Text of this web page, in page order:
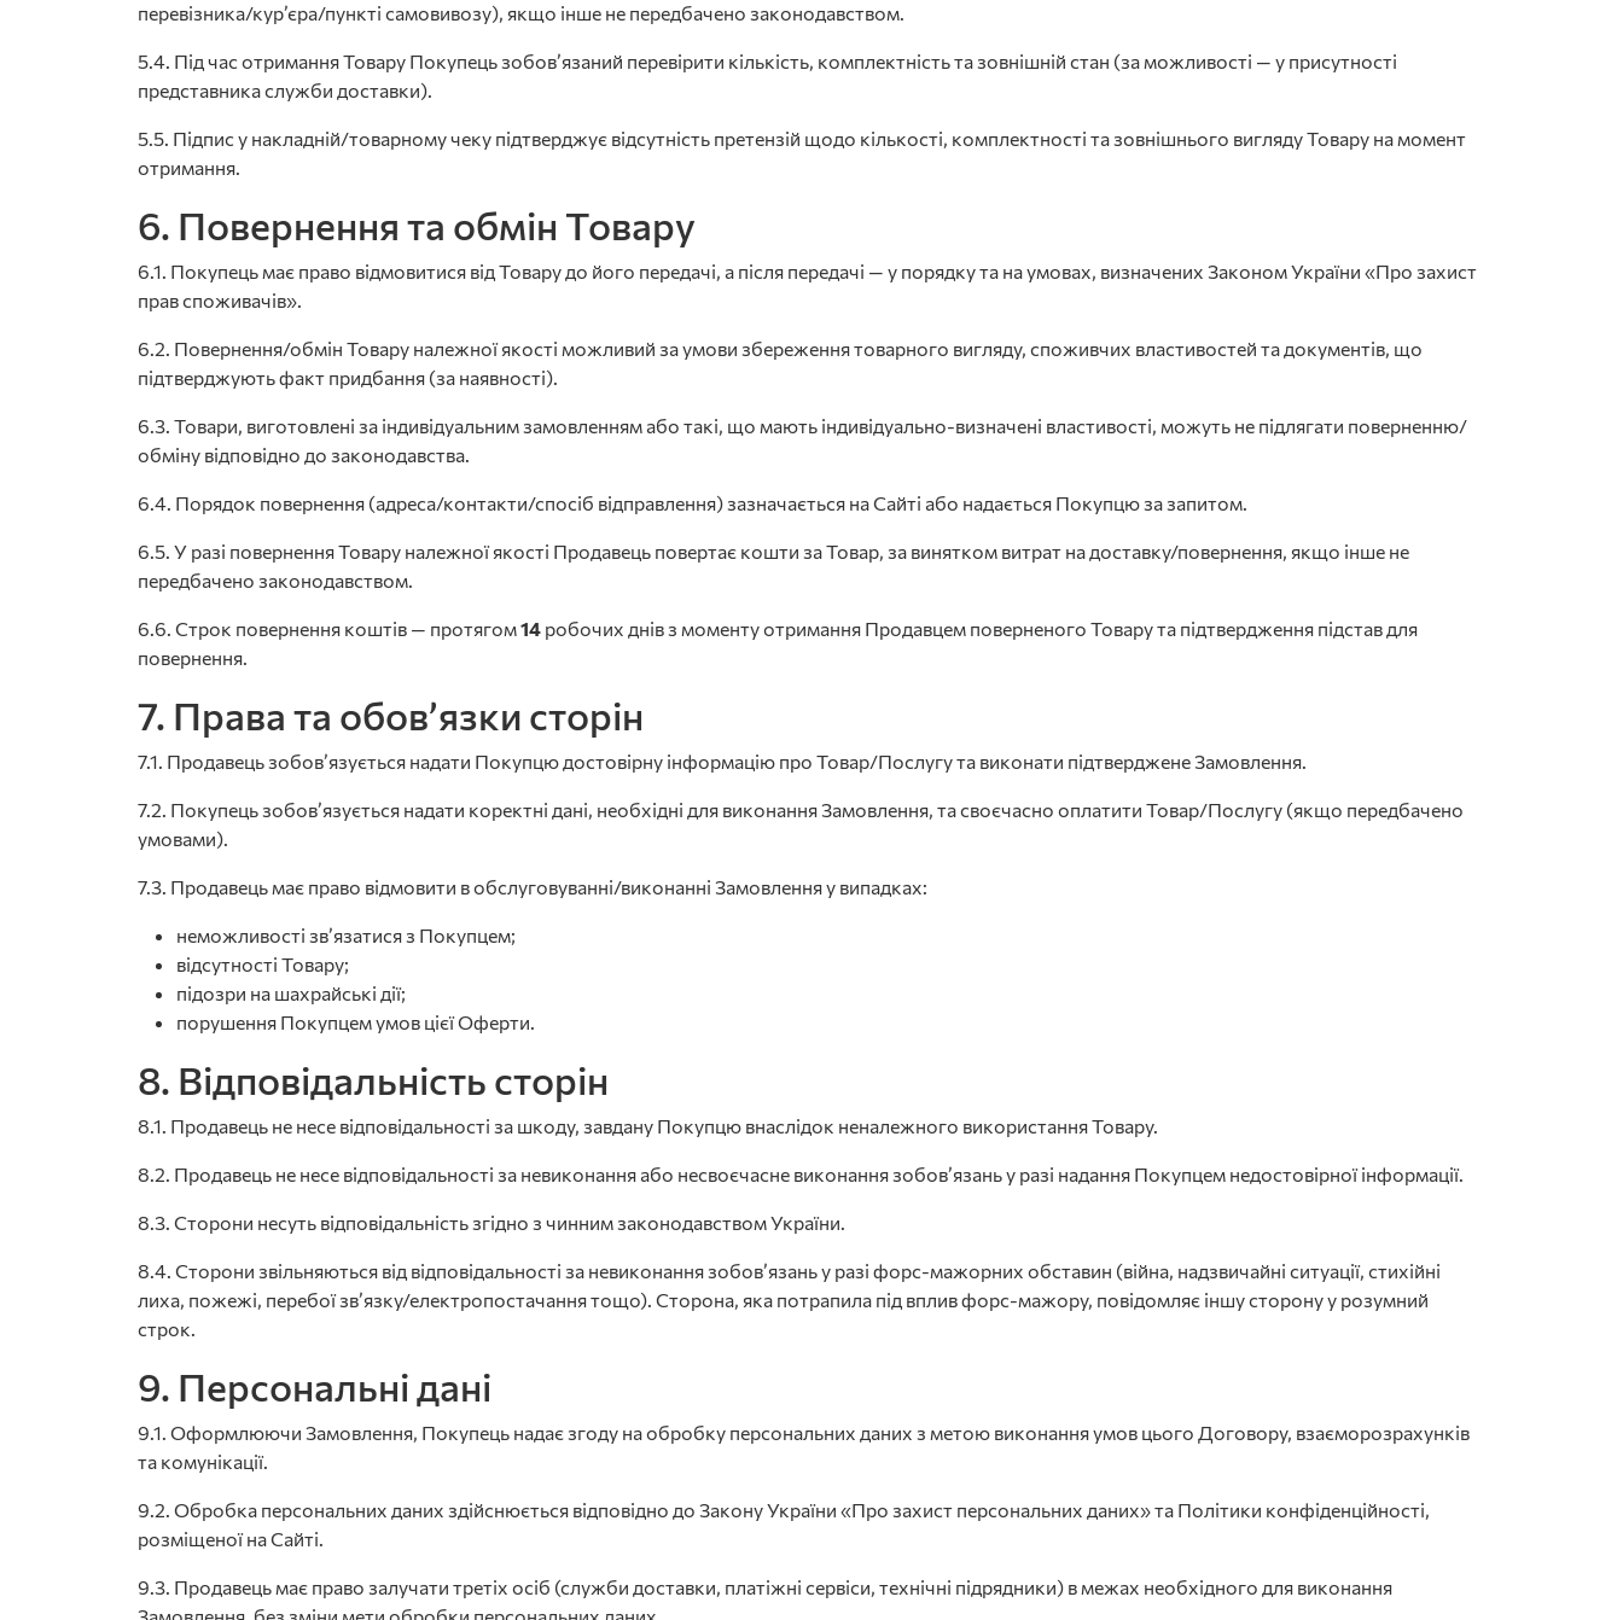
перевізника/кур’єра/пункті самовивозу), якщо інше не передбачено законодавством.
5.4. Під час отримання Товару Покупець зобов’язаний перевірити кількість, комплектність та зовнішній стан (за можливості — у присутності
представника служби доставки).
5.5. Підпис у накладній/товарному чеку підтверджує відсутність претензій щодо кількості, комплектності та зовнішнього вигляду Товару на момент
отримання.
6. Повернення та обмін Товару
6.1. Покупець має право відмовитися від Товару до його передачі, а після передачі — у порядку та на умовах, визначених Законом України «Про захист
прав споживачів».
6.2. Повернення/обмін Товару належної якості можливий за умови збереження товарного вигляду, споживчих властивостей та документів, що
підтверджують факт придбання (за наявності).
6.3. Товари, виготовлені за індивідуальним замовленням або такі, що мають індивідуально-визначені властивості, можуть не підлягати поверненню/
обміну відповідно до законодавства.
6.4. Порядок повернення (адреса/контакти/спосіб відправлення) зазначається на Сайті або надається Покупцю за запитом.
6.5. У разі повернення Товару належної якості Продавець повертає кошти за Товар, за винятком витрат на доставку/повернення, якщо інше не
передбачено законодавством.
6.6. Строк повернення коштів — протягом14 робочих днів з моменту отримання Продавцем поверненого Товару та підтвердження підстав для
повернення.
7. Права та обов’язки сторін
7.1. Продавець зобов’язується надати Покупцю достовірну інформацію про Товар/Послугу та виконати підтверджене Замовлення.
7.2. Покупець зобов’язується надати коректні дані, необхідні для виконання Замовлення, та своєчасно оплатити Товар/Послугу (якщо передбачено
умовами).
7.3. Продавець має право відмовити в обслуговуванні/виконанні Замовлення у випадках:
неможливості зв’язатися з Покупцем;
відсутності Товару;
підозри на шахрайські дії;
порушення Покупцем умов цієї Оферти.
8. Відповідальність сторін
8.1. Продавець не несе відповідальності за шкоду, завдану Покупцю внаслідок неналежного використання Товару.
8.2. Продавець не несе відповідальності за невиконання або несвоєчасне виконання зобов’язань у разі надання Покупцем недостовірної інформації.
8.3. Сторони несуть відповідальність згідно з чинним законодавством України.
8.4. Сторони звільняються від відповідальності за невиконання зобов’язань у разі форс-мажорних обставин (війна, надзвичайні ситуації, стихійні
лиха, пожежі, перебої зв’язку/електропостачання тощо). Сторона, яка потрапила під вплив форс-мажору, повідомляє іншу сторону у розумний
строк.
9. Персональні дані
9.1. Оформлюючи Замовлення, Покупець надає згоду на обробку персональних даних з метою виконання умов цього Договору, взаєморозрахунків
та комунікації.
9.2. Обробка персональних даних здійснюється відповідно до Закону України «Про захист персональних даних» та Політики конфіденційності,
розміщеної на Сайті.
9.3. Продавець має право залучати третіх осіб (служби доставки, платіжні сервіси, технічні підрядники) в межах необхідного для виконання